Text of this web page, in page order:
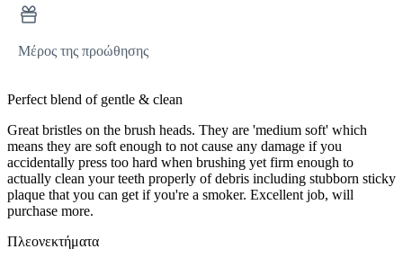
Μέρος της προώθησης
Perfect blend of gentle & clean
Great bristles on the brush heads. They are 'medium soft' which
means they are soft enough to not cause any damage if you
accidentally press too hard when brushing yet firm enough to
actually clean your teeth properly of debris including stubborn sticky
plaque that you can get if you're a smoker. Excellent job, will
purchase more.
Πλεονεκτήματα